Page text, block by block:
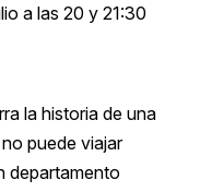
a las 20 y 21:30
la historia de una
puede viajar
departamento